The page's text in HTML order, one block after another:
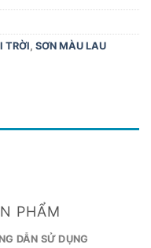
TRỜI, SƠN MÀU LAU
PHẨM
DẪN SỬ DỤNG